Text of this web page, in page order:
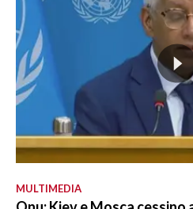
MULTIMEDIA